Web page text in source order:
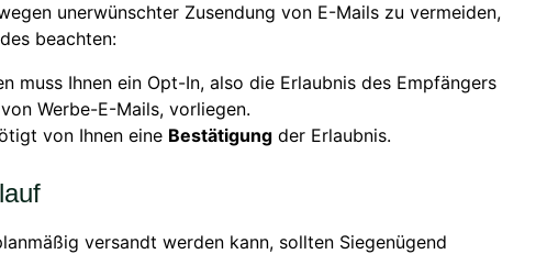
unerwünschter Zusendung von E-Mails zu vermeiden,
beachten:
muss Ihnen ein Opt-In, also die Erlaubnis des Empfängers
Werbe-E-Mails, vorliegen.
von Ihnen eine Bestätigung der Erlaubnis.
versandt werden kann, sollten Siegenügend